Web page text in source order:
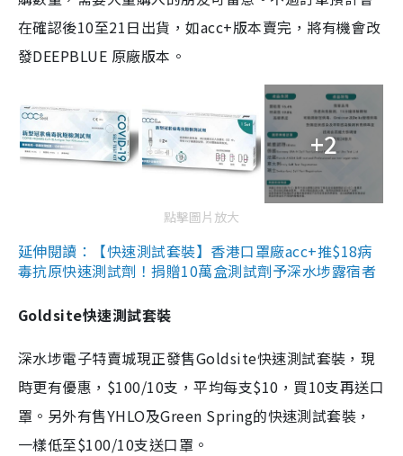
在確認後10至21日出貨，如acc+版本賣完，將有機會改
發DEEPBLUE 原廠版本。
+2
點擊圖片放大
延伸閱讀：【快速測試套裝】香港口罩廠acc+推$18病
毒抗原快速測試劑！捐贈10萬盒測試劑予深水埗露宿者
Goldsite快速測試套裝
深水埗電子特賣城現正發售Goldsite快速測試套裝，現
時更有優惠，$100/10支，平均每支$10，買10支再送口
罩。另外有售YHLO及Green Spring的快速測試套裝，
一樣低至$100/10支送口罩。